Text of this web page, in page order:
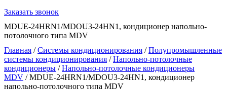
Заказать звонок
MDUE-24HRN1/MDOU3-24HN1, кондиционер напольно-
потолочного типа MDV
Главная /Системы кондиционирования /Полупромышленные
системы кондиционирования /Напольно-потолочные
кондиционеры /Напольно-потолочные кондиционеры
MDV / MDUE-24HRN1/MDOU3-24HN1, кондиционер
напольно-потолочного типа MDV